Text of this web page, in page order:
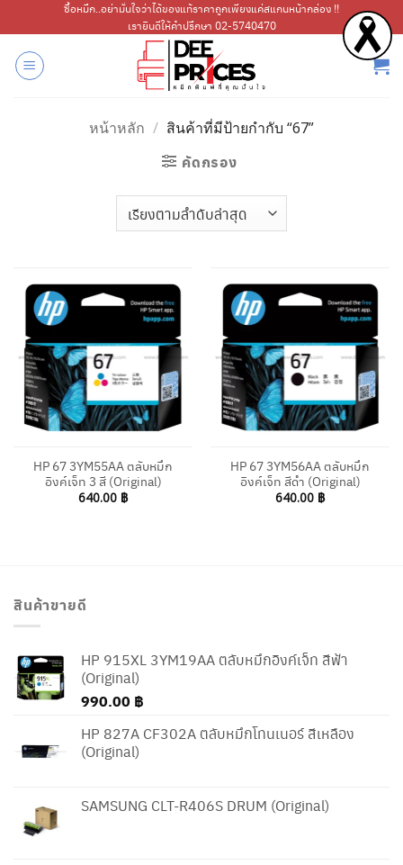
ไป
เนื้อหา
ซื้อหมึก..อย่ามั่นใจว่าได้ของแท้ราคาถูกเพียงแค่สแกนหน้ากล่อง !!
เรายินดีให้คำปรึกษา 02-5740470
หน้าหลัก / สินค้าที่มีป้ายกำกับ “67”
คัดกรอง
HP 67 3YM55AA ตลับหมึก
อิงค์เจ็ท 3 สี (Original)
640.00 ฿
HP 67 3YM56AA ตลับหมึก
อิงค์เจ็ท สีดำ (Original)
640.00 ฿
สินค้าขายดี
HP 915XL 3YM19AA ตลับหมึกอิงค์เจ็ท สีฟ้า
(Original)
990.00 ฿
HP 827A CF302A ตลับหมึกโทนเนอร์ สีเหลือง
(Original)
SAMSUNG CLT-R406S DRUM (Original)